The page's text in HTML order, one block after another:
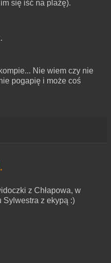
się iść na plażę).
Nie wiem czy nie
pogapię i może coś
z Chłapowa, w
Sylwestra z ekypą :)